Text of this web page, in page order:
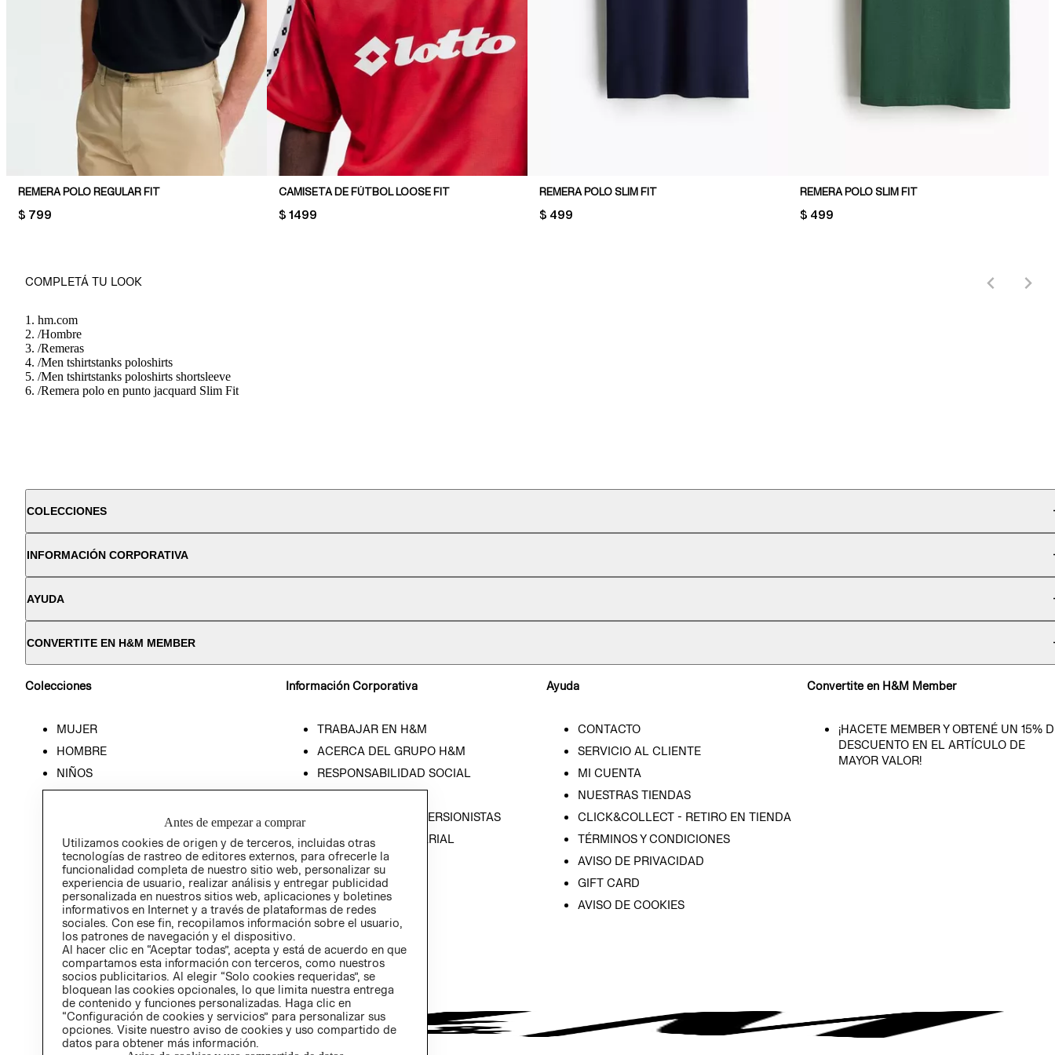
REMERA POLO REGULAR FIT
PRICE:
$ 799
CAMISETA DE FÚTBOL LOOSE FIT
PRICE:
$ 1499
REMERA POLO SLIM FIT
PRICE:
$ 499
REMERA POLO SLIM FIT
PRICE:
$ 499
COMPLETÁ TU LOOK
hm.com
/Hombre
/Remeras
/Men tshirtstanks poloshirts
/Men tshirtstanks poloshirts shortsleeve
/Remera polo en punto jacquard Slim Fit
COLECCIONES
INFORMACIÓN CORPORATIVA
AYUDA
CONVERTITE EN H&M MEMBER
Colecciones
MUJER
HOMBRE
NIÑOS
HOME
Información Corporativa
TRABAJAR EN H&M
ACERCA DEL GRUPO H&M
RESPONSABILIDAD SOCIAL
PRENSA
RELACIÓN CON INVERSIONISTAS
POLÍTICA EMPRESARIAL
Ayuda
CONTACTO
SERVICIO AL CLIENTE
MI CUENTA
NUESTRAS TIENDAS
CLICK&COLLECT - RETIRO EN TIENDA
TÉRMINOS Y CONDICIONES
AVISO DE PRIVACIDAD
GIFT CARD
AVISO DE COOKIES
Convertite en H&M Member
¡HACETE MEMBER Y OBTENÉ UN 15%
DESCUENTO EN EL ARTÍCULO DE
MAYOR VALOR!
Antes de empezar a comprar
Utilizamos cookies de origen y de terceros, incluidas otras
tecnologías de rastreo de editores externos, para ofrecerle la
funcionalidad completa de nuestro sitio web, personalizar su
experiencia de usuario, realizar análisis y entregar publicidad
personalizada en nuestros sitios web, aplicaciones y boletines
informativos en Internet y a través de plataformas de redes
sociales. Con ese fin, recopilamos información sobre el usuario,
los patrones de navegación y el dispositivo.
Al hacer clic en “Aceptar todas”, acepta y está de acuerdo en que
compartamos esta información con terceros, como nuestros
socios publicitarios. Al elegir “Solo cookies requeridas”, se
bloquean las cookies opcionales, lo que limita nuestra entrega
de contenido y funciones personalizadas. Haga clic en
“Configuración de cookies y servicios” para personalizar sus
opciones. Visite nuestro aviso de cookies y uso compartido de
datos para obtener más información.